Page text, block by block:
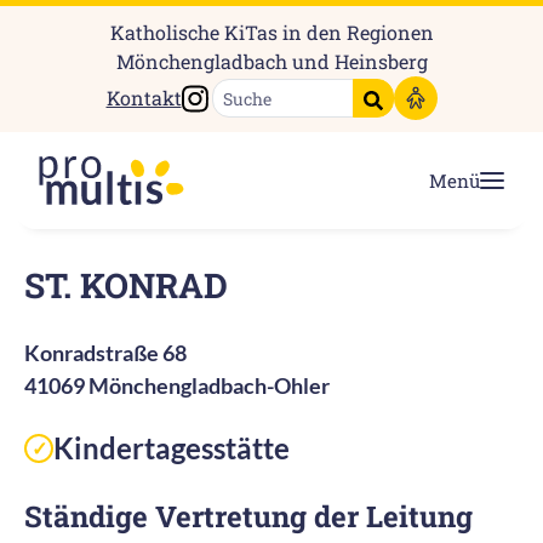
Katholische KiTas in den Regionen
Mönchengladbach und Heinsberg
Kontakt
Instagram
Suche starten
Menü
ST. KONRAD
Konradstraße 68
41069 Mönchengladbach-Ohler
✓ Kindertagesstätte
Ständige Vertretung der Leitung